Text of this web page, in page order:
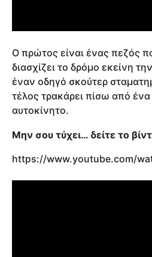
Ο πρώτος είναι ένας πεζός
διασχίζει το δρόμο εκείνη
έναν οδηγό σκούτερ
τέλος τρακάρει πίσω από
αυτοκίνητο.
Μην σου τύχει… δείτε το
https://www.youtube.com/